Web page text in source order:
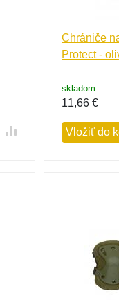
Chrániče
Protect -
skladom
11,66€
Vložiť do